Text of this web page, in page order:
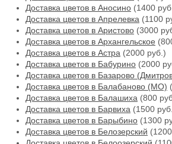
Доставка цветов в Аносино (1400
Доставка цветов в Апрелевка (1100
Доставка цветов в Аристово (3000
Доставка цветов в Архангельское
Доставка цветов в Астра (2000 руб.)
Доставка цветов в Бабурино (2000
Доставка цветов в Базарово
Доставка цветов в Балабаново (МО)
Доставка цветов в Балашиха (800
Доставка цветов в Барвиха (1500
Доставка цветов в Барыбино (1300
Доставка цветов в Белозерский